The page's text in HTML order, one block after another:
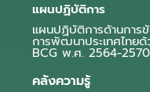
แผนปฏิบัติการ
แผนปฏิบัติการด้านการ
การพัฒนาประเทศไทย
BCG พ.ศ. 2564-2570
คลังความรู้